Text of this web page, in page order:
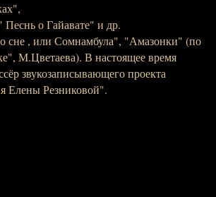
о Гайавате" и др.
сне , или Сомнамбула", "Амазонки" (по
М.Цветаева). В настоящее время
звукозаписывающего проекта
Елены Резниковой".